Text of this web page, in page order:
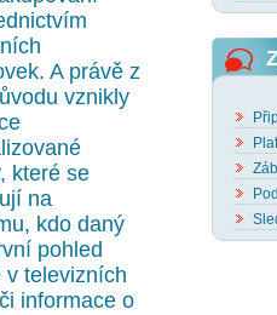
A právě z
vznikly
které se
na
kdo daný
pohled
v televizních
informace o